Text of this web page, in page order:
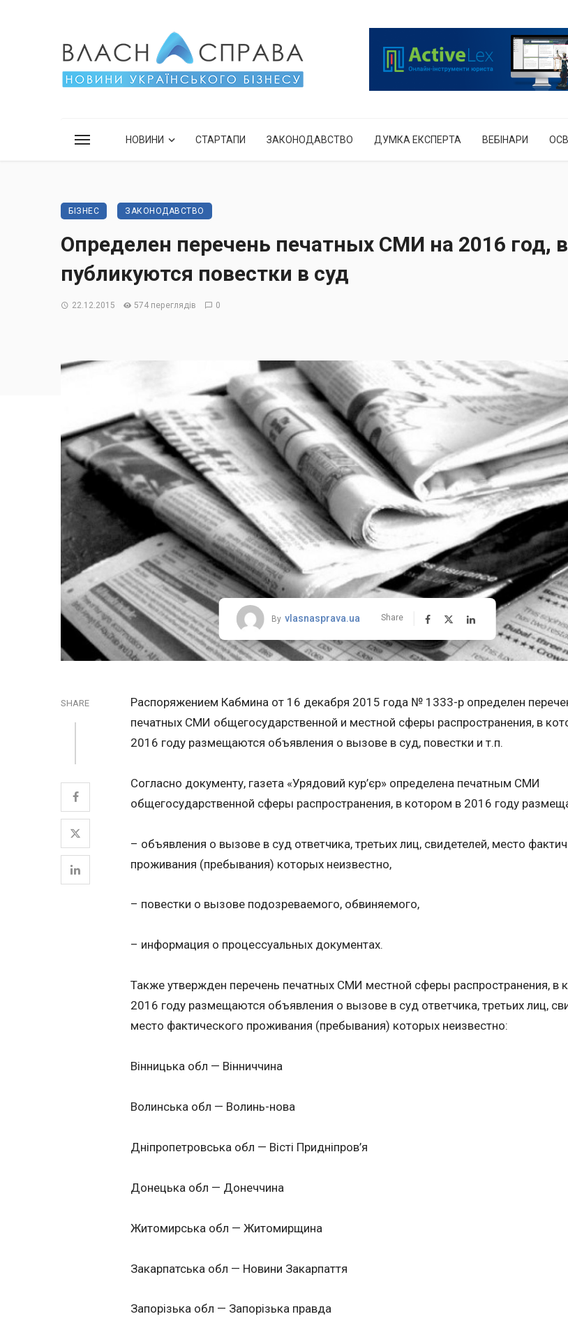
НОВИНИ СТАРТАПИ ЗАКОНОДАВСТВО ДУМКА ЕКСПЕРТА ВЕБІНАРИ
БІЗНЕС ЗАКОНОДАВСТВО
Определен перечень печатных СМИ на 2016 год,
публикуются повестки в суд
22.12.2015 574 переглядів 0
By vlasnasprava.ua Share
SHARE
Распоряжением Кабмина от 16 декабря 2015 года № 1333-р определен
печатных СМИ общегосударственной и местной сферы распространения, в
2016 году размещаются объявления о вызове в суд, повестки и т.п.
Согласно документу, газета «Урядовий кур’єр» определена печатным СМИ
общегосударственной сферы распространения, в котором в 2016 году
– объявления о вызове в суд ответчика, третьих лиц, свидетелей, место
проживания (пребывания) которых неизвестно,
– повестки о вызове подозреваемого, обвиняемого,
– информация о процессуальных документах.
Также утвержден перечень печатных СМИ местной сферы распространения, в
2016 году размещаются объявления о вызове в суд ответчика, третьих лиц,
место фактического проживания (пребывания) которых неизвестно:
Вінницька обл — Вінниччина
Волинська обл — Волинь-нова
Дніпропетровська обл — Вісті Придніпров’я
Донецька обл — Донеччина
Житомирська обл — Житомирщина
Закарпатська обл — Новини Закарпаття
Запорізька обл — Запорізька правда